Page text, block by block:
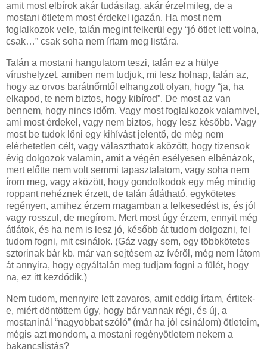
amit most elbírok akár tudásilag, akár érzelmileg, de a
mostani ötletem most érdekel igazán. Ha most nem
foglalkozok vele, talán megint felkerül egy “jó ötlet lett volna,
csak…” csak soha nem írtam meg listára.
Talán a mostani hangulatom teszi, talán ez a hülye
vírushelyzet, amiben nem tudjuk, mi lesz holnap, talán az,
hogy az orvos barátnőmtől elhangzott olyan, hogy “ja, ha
elkapod, te nem biztos, hogy kibírod”. De most az van
bennem, hogy nincs időm. Vagy most foglalkozok valamivel,
ami most érdekel, vagy nem biztos, hogy lesz később. Vagy
most be tudok lőni egy kihívást jelentő, de még nem
elérhetetlen célt, vagy választhatok aközött, hogy tizensok
évig dolgozok valamin, amit a végén esélyesen elbénázok,
mert előtte nem volt semmi tapasztalatom, vagy soha nem
írom meg, vagy aközött, hogy gondolkodok egy még mindig
roppant nehéznek érzett, de talán átlátható, egykötetes
regényen, amihez érzem magamban a lelkesedést is, és jól
vagy rosszul, de megírom. Mert most úgy érzem, ennyit még
átlátok, és ha nem is lesz jó, később át tudom dolgozni, fel
tudom fogni, mit csinálok. (Gáz vagy sem, egy többkötetes
sztorinak bár kb. már van sejtésem az ívéről, még nem látom
át annyira, hogy egyáltalán meg tudjam fogni a fülét, hogy
na, ez itt kezdődik.)
Nem tudom, mennyire lett zavaros, amit eddig írtam, értitek-
e, miért döntöttem úgy, hogy bár vannak régi, és új, a
mostaninál “nagyobbat szóló” (már ha jól csinálom) ötleteim,
mégis azt mondom, a mostani regényötletem nekem a
bakancslistás?